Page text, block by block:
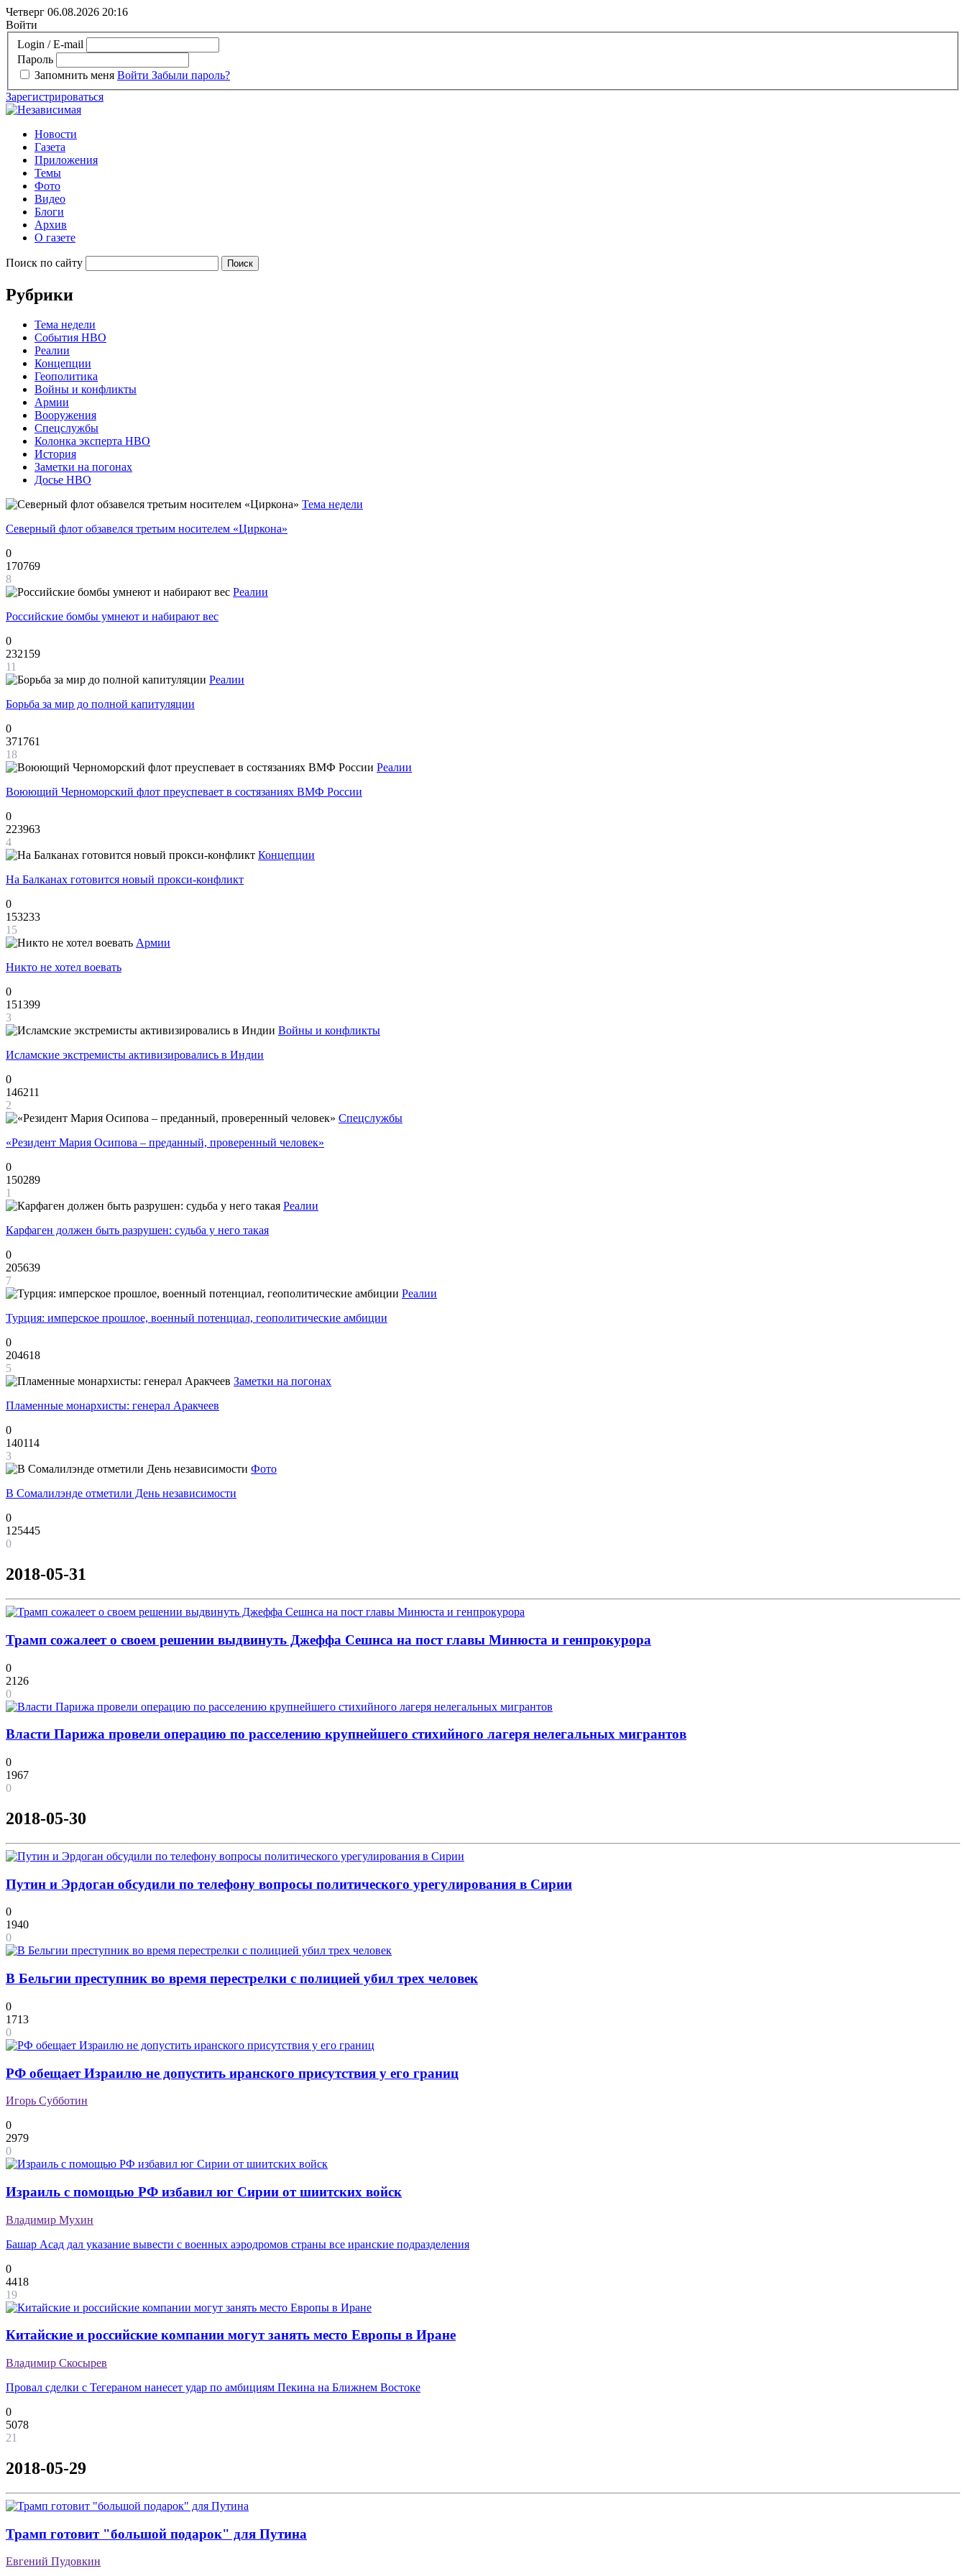
Четверг 06.08.2026 20:16
Войти
Login / E-mail
Пароль
Запомнить меня Войти Забыли пароль?
Зарегистрироваться
Новости
Газета
Приложения
Темы
Фото
Видео
Блоги
Архив
О газете
Поиск по сайту
Рубрики
Тема недели
События НВО
Реалии
Концепции
Геополитика
Войны и конфликты
Армии
Вооружения
Спецслужбы
Колонка эксперта НВО
История
Заметки на погонах
Досье НВО
Тема недели
Северный флот обзавелся третьим носителем «Циркона»
0
170769
8
Реалии
Российские бомбы умнеют и набирают вес
0
232159
11
Реалии
Борьба за мир до полной капитуляции
0
371761
18
Реалии
Воюющий Черноморский флот преуспевает в состязаниях ВМФ России
0
223963
4
Концепции
На Балканах готовится новый прокси-конфликт
0
153233
15
Армии
Никто не хотел воевать
0
151399
3
Войны и конфликты
Исламские экстремисты активизировались в Индии
0
146211
2
Спецслужбы
«Резидент Мария Осипова – преданный, проверенный человек»
0
150289
1
Реалии
Карфаген должен быть разрушен: судьба у него такая
0
205639
7
Реалии
Турция: имперское прошлое, военный потенциал, геополитические амбиции
0
204618
5
Заметки на погонах
Пламенные монархисты: генерал Аракчеев
0
140114
3
Фото
В Сомалилэнде отметили День независимости
0
125445
0
2018-05-31
Трамп сожалеет о своем решении выдвинуть Джеффа Сешнса на пост главы Минюста и генпрокурора
0
2126
0
Власти Парижа провели операцию по расселению крупнейшего стихийного лагеря нелегальных мигрантов
0
1967
0
2018-05-30
Путин и Эрдоган обсудили по телефону вопросы политического урегулирования в Сирии
0
1940
0
В Бельгии преступник во время перестрелки с полицией убил трех человек
0
1713
0
РФ обещает Израилю не допустить иранского присутствия у его границ
Игорь Субботин
0
2979
0
Израиль с помощью РФ избавил юг Сирии от шиитских войск
Владимир Мухин
Башар Асад дал указание вывести с военных аэродромов страны все иранские подразделения
0
4418
19
Китайские и российские компании могут занять место Европы в Иране
Владимир Скосырев
Провал сделки с Тегераном нанесет удар по амбициям Пекина на Ближнем Востоке
0
5078
21
2018-05-29
Трамп готовит "большой подарок" для Путина
Евгений Пудовкин